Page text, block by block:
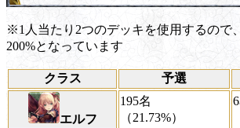
※1人当たり2つのデッキを使用するので
200%となっています
クラス 予選
エルフ
195名
（21.73%）